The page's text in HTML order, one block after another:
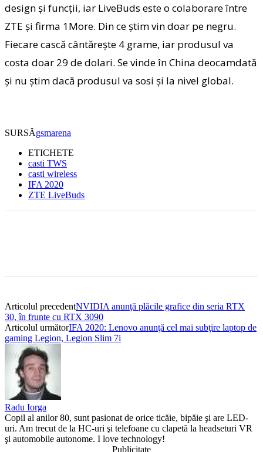
design şi funcţii, iar LiveBuds este o colaborare între
ZTE şi firma 1More. Din ce ştim vin doar pe negru.
Fiecare cască cântăreşte 4 grame, iar produsul va
costa doar 29 de dolari. Se vinde în China deocamdată
şi nu ştim dacă produsul va sosi şi la nivel global.
SURSĂgsmarena
ETICHETE
casti TWS
casti wireless
IFA 2020
ZTE LiveBuds
Articolul precedentNVIDIA anunţă plăcile grafice din seria RTX
30, în frunte cu RTX 3090
Articolul următorIFA 2020: Lenovo anunţă cel mai subţire laptop de
gaming Legion, Legion Slim 7i
Radu Iorga
Copil al anilor 80, sunt pasionat de orice ticăie, bipăie şi are LED-
uri. Am trecut de la HC-uri şi telefoane cu clapetă la headseturi VR
şi automobile autonome. I love technology!
Publicitate